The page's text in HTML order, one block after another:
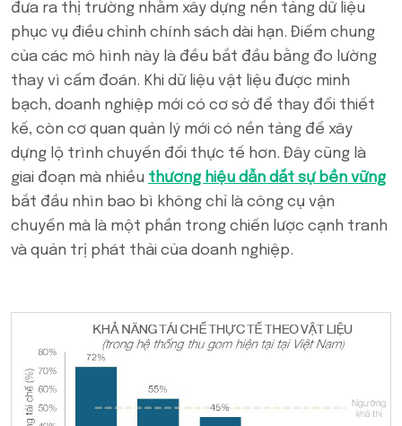
đưa ra thị trường nhằm xây dựng nền tảng dữ liệu
phục vụ điều chỉnh chính sách dài hạn. Điểm chung
của các mô hình này là đều bắt đầu bằng đo lường
thay vì cấm đoán. Khi dữ liệu vật liệu được minh
bạch, doanh nghiệp mới có cơ sở để thay đổi thiết
kế, còn cơ quan quản lý mới có nền tảng để xây
dựng lộ trình chuyển đổi thực tế hơn. Đây cũng là
giai đoạn mà nhiều thương hiệu dẫn dắt sự bền vững
bắt đầu nhìn bao bì không chỉ là công cụ vận
chuyển mà là một phần trong chiến lược cạnh tranh
và quản trị phát thải của doanh nghiệp.